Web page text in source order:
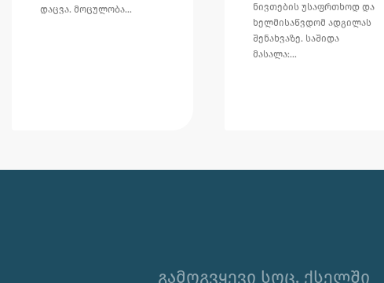
დაცვა. მოცულობა…
ნივთების უსაფრთხოდ და
ხელმისაწვდომ ადგილას
შენახვაზე. საშიდა
მასალა:…
გამოგვყევი სოც. ქსელში